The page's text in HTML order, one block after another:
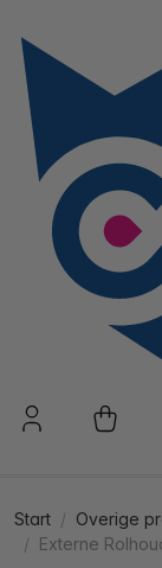
Start Overige
Externe